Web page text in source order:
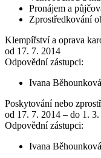
Pronájem a
Zprostředkování
Klempířství a oprava
od 17. 7. 2014
Odpovědní zástupci:
Ivana Běhounková
Poskytování nebo
od 17. 7. 2014 – do 1.
Odpovědní zástupci:
Ivana Běhounková